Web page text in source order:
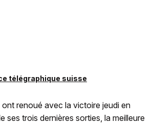
télégraphique suisse
renoué avec la victoire jeudi en
ses trois dernières sorties, la meilleure